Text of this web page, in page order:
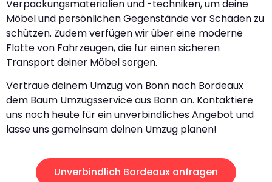
Verpackungsmaterialien und -techniken, um deine
Möbel und persönlichen Gegenstände vor Schäden zu
schützen. Zudem verfügen wir über eine moderne
Flotte von Fahrzeugen, die für einen sicheren
Transport deiner Möbel sorgen.
Vertraue deinem Umzug von Bonn nach Bordeaux
dem Baum Umzugsservice aus Bonn an. Kontaktiere
uns noch heute für ein unverbindliches Angebot und
lasse uns gemeinsam deinen Umzug planen!
Unverbindlich Bordeaux anfragen